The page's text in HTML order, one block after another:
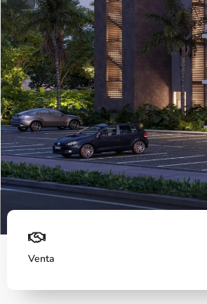
Fachada
Venta